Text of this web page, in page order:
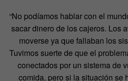
“No podíamos hablar con el
sacar dinero de los cajeros. Los
moverse ya que fallaban los
Tuvimos suerte de que el
conectados por un sistema de
comida, pero si la situación se